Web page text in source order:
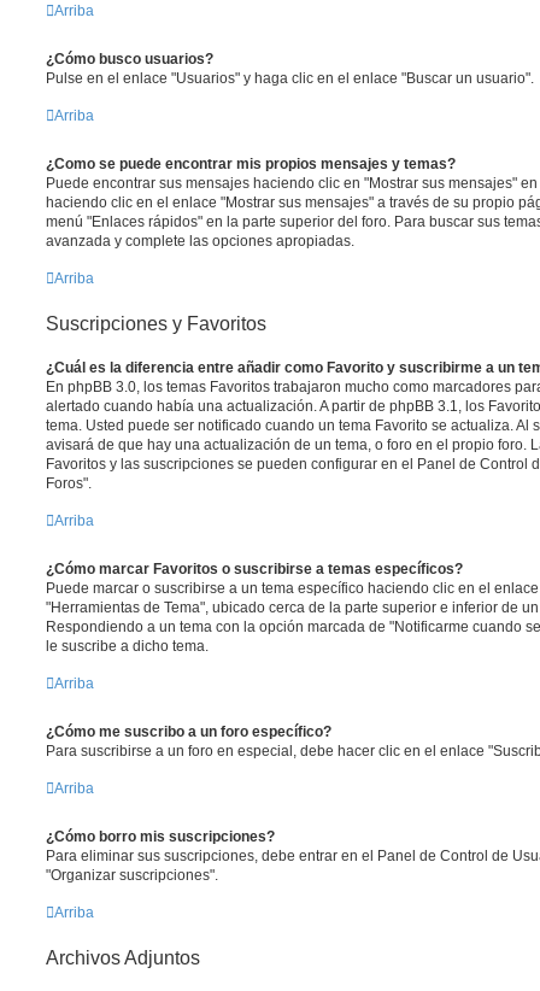
Arriba
¿Cómo busco usuarios?
Pulse en el enlace "Usuarios" y haga clic en el enlace "Buscar un usuario".
Arriba
¿Como se puede encontrar mis propios mensajes y temas?
Puede encontrar sus mensajes haciendo clic en "Mostrar sus mensajes"
haciendo clic en el enlace "Mostrar sus mensajes" a través de su propio
menú "Enlaces rápidos" en la parte superior del foro. Para buscar sus
avanzada y complete las opciones apropiadas.
Arriba
Suscripciones y Favoritos
¿Cuál es la diferencia entre añadir como Favorito y suscribirme a un
En phpBB 3.0, los temas Favoritos trabajaron mucho como marcadores
alertado cuando había una actualización. A partir de phpBB 3.1, los
tema. Usted puede ser notificado cuando un tema Favorito se actualiza. Al
avisará de que hay una actualización de un tema, o foro en el propio foro.
Favoritos y las suscripciones se pueden configurar en el Panel de Control
Foros".
Arriba
¿Cómo marcar Favoritos o suscribirse a temas específicos?
Puede marcar o suscribirse a un tema específico haciendo clic en el
"Herramientas de Tema", ubicado cerca de la parte superior e inferior de
Respondiendo a un tema con la opción marcada de "Notificarme cuando
le suscribe a dicho tema.
Arriba
¿Cómo me suscribo a un foro específico?
Para suscribirse a un foro en especial, debe hacer clic en el enlace
Arriba
¿Cómo borro mis suscripciones?
Para eliminar sus suscripciones, debe entrar en el Panel de Control de
"Organizar suscripciones".
Arriba
Archivos Adjuntos